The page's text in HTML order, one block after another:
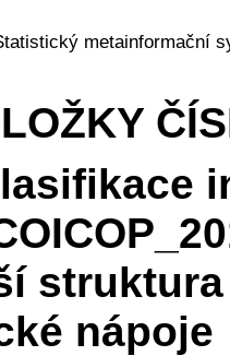
metainformační
nápoje